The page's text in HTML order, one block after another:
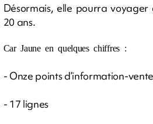
Désormais, elle pourra
20 ans.
Car Jaune en quelques chiffres :
- Onze points d’information-vente
- 17 lignes